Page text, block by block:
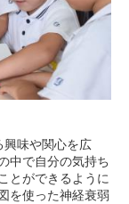
興味や関心を広
中で自分の気持ち
とができるように
を使った神経衰弱